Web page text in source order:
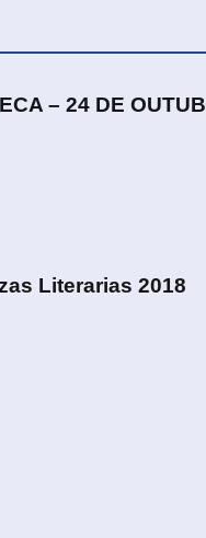
– 24 DE
Literarias 2018